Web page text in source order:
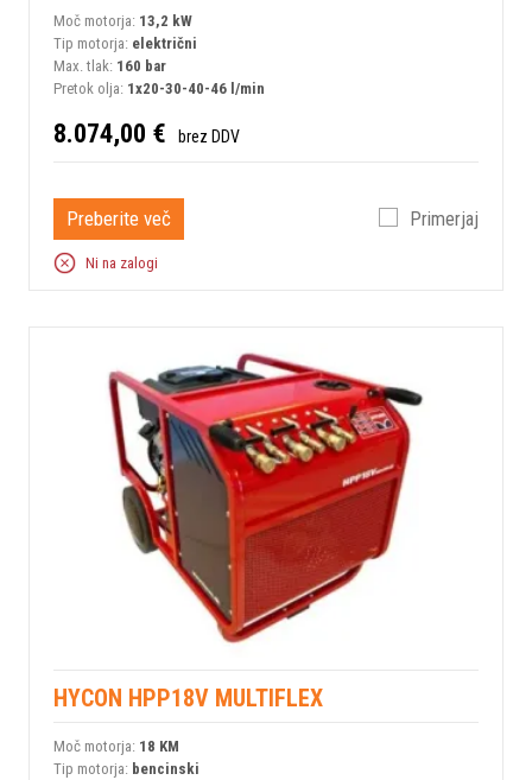
Moč motorja: 13,2 kW
Tip motorja: električni
Max. tlak: 160 bar
Pretok olja: 1x20-30-40-46 l/min
8.074,00 € brez DDV
Preberite več Primerjaj
Ni na zalogi
HYCON HPP18V MULTIFLEX
Moč motorja: 18 KM
Tip motorja: bencinski